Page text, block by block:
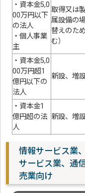
・資本金5,0
00万円以下
の法人
・個人事業
主
取得又は
属設備の
替えのた
む）
・資本金5,0
00万円超1
億円以下の
法人
新設、増
・資本金1
億円超の法
人
新設、増
情報サービス業
サービス業、通
売業向け